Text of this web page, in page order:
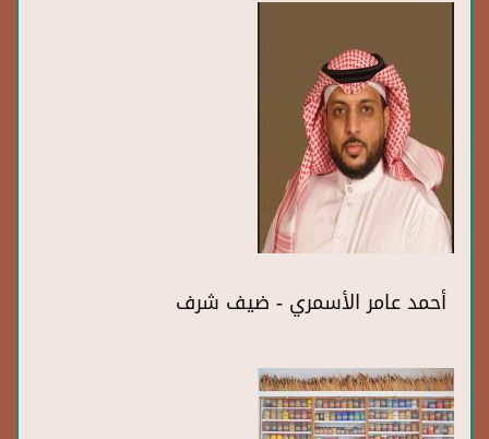
أحمد عامر الأسمري - ضيف شرف